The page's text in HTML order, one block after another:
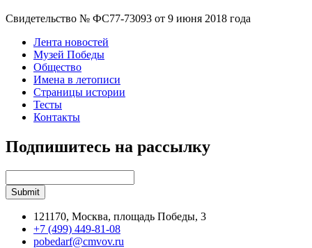
Свидетельство № ФС77-73093 от 9 июня 2018 года
Лента новостей
Музей Победы
Общество
Имена в летописи
Страницы истории
Тесты
Контакты
Подпишитесь на рассылку
121170, Москва, площадь Победы, 3
+7 (499) 449-81-08
pobedarf@cmvov.ru